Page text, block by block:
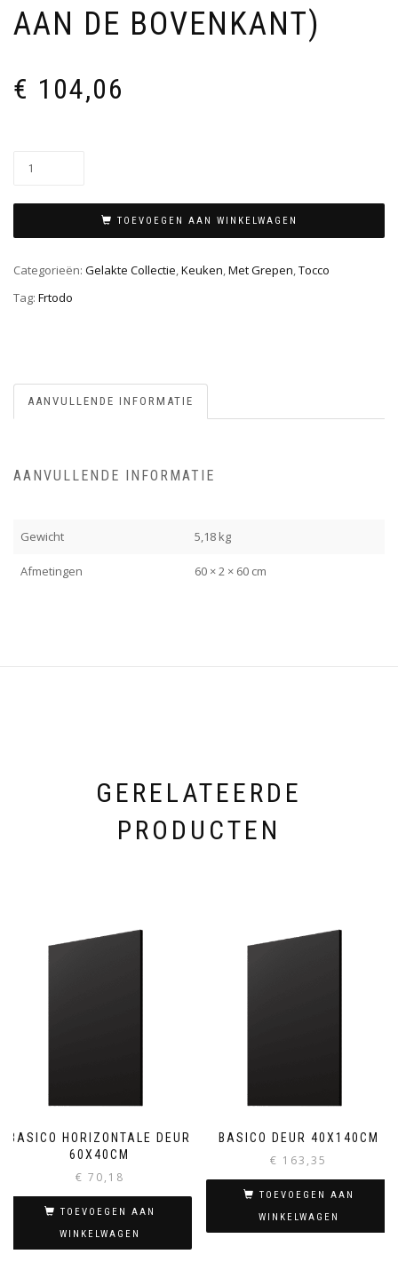
AAN DE BOVENKANT)
€ 104,06
TOEVOEGEN AAN WINKELWAGEN
Categorieën: Gelakte Collectie,Keuken,Met Grepen,Tocco
Tag: Frtodo
AANVULLENDE INFORMATIE
AANVULLENDE INFORMATIE
Gewicht 5,18 kg
Afmetingen 60 × 2 × 60 cm
GERELATEERDE
PRODUCTEN
BASICO HORIZONTALE DEUR
60X40CM
€ 70,18
TOEVOEGEN AAN
WINKELWAGEN
BASICO DEUR 40X140CM
€ 163,35
TOEVOEGEN AAN
WINKELWAGEN